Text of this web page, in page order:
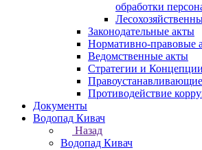
обработки
Законодательные акты
Нормативно-правовые
Ведомственные акты
Стратегии и Концепции
Противодействие
Документы
Водопад Кивач
Назад
Водопад Кивач